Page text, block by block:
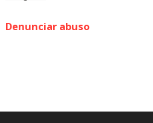
Denunciar abuso